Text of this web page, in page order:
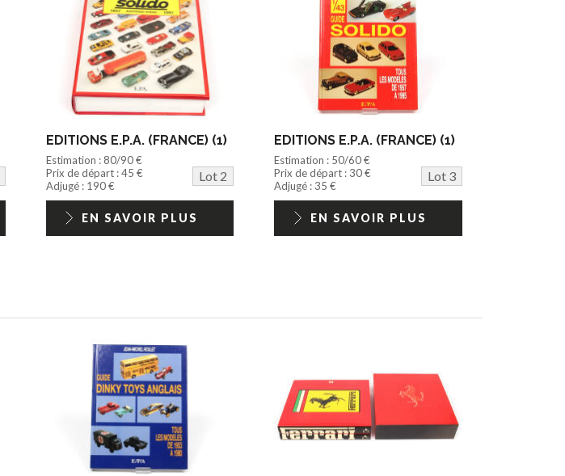
EDITIONS E.P.A. (FRANCE) (1)
Estimation : 80/90 €
Prix de départ : 45 €
Lot 2
Adjugé : 190 €
EN SAVOIR PLUS
EDITIONS E.P.A. (FRANCE) (1)
Estimation : 50/60 €
Prix de départ : 30 €
Lot 3
Adjugé : 35 €
EN SAVOIR PLUS